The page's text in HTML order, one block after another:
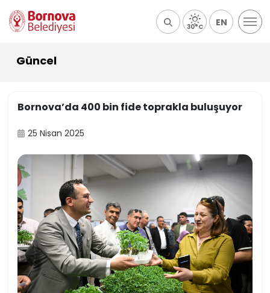
30°C EN
Güncel
Bornova’da 400 bin fide toprakla buluşuyor
25 Nisan 2025